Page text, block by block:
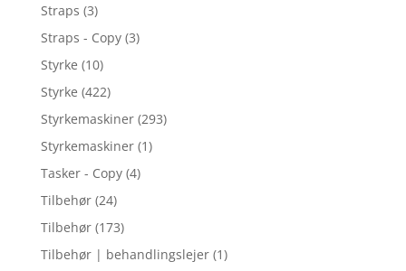
Straps (3)
Straps - Copy (3)
Styrke (10)
Styrke (422)
Styrkemaskiner (293)
Styrkemaskiner (1)
Tasker - Copy (4)
Tilbehør (24)
Tilbehør (173)
Tilbehør | behandlingslejer (1)